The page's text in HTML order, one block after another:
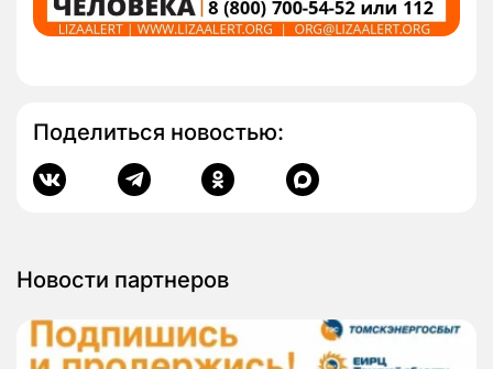
Поделиться новостью:
Новости партнеров